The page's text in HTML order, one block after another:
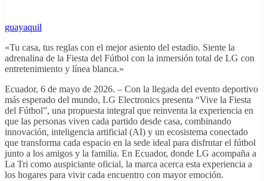
guayaquil
«Tu casa, tus reglas con el mejor asiento del estadio. Siente la
adrenalina de la Fiesta del Fútbol con la inmersión total de LG con
entretenimiento y línea blanca.»
Ecuador, 6 de mayo de 2026. – Con la llegada del evento deportivo
más esperado del mundo, LG Electronics presenta “Vive la Fiesta
del Fútbol”, una propuesta integral que reinventa la experiencia en
que las personas viven cada partido desde casa, combinando
innovación, inteligencia artificial (AI) y un ecosistema conectado
que transforma cada espacio en la sede ideal para disfrutar el fútbol
junto a los amigos y la familia. En Ecuador, donde LG acompaña a
La Tri como auspiciante oficial, la marca acerca esta experiencia a
los hogares para vivir cada encuentro con mayor emoción.